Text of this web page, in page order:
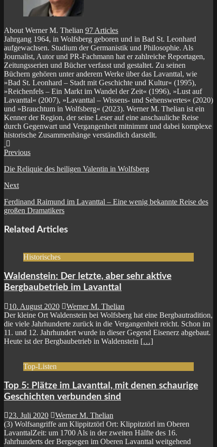
About Werner M. Thelian 97 Articles
Jahrgang 1964, in Wolfsberg geboren und in Bad St. Leonhard
aufgewachsen. Studium der Germanistik und Philosophie. Als
Journalist, Autor und PR-Fachmann hat er zahlreiche Reportagen,
Zeitungsserien und Bücher verfasst und gestaltet. Zu seinen
Büchern gehören unter anderem Werke über das Lavanttal, wie
»Bad St. Leonhard – Stadt mit Geschichte und Kultur« (1995),
»Reichenfels – Ein Markt im Wandel der Zeit« (1996), »Lust auf
Lavanttal« (2007), »Lavanttal – Wissens- und Sehenswertes« (2020)
und »Brauchtum in Wolfsberg« (2023). Werner M. Thelian ist ein
Kenner der Region, der seine Leser auf eine anschauliche Reise
durch Gegenwart und Vergangenheit mitnimmt und dabei komplexe
historische Zusammenhänge verständlich darstellt.
Website
Previous
Die Reliquie des heiligen Valentin in Wolfsberg
Next
Ferdinand Raimund im Lavanttal – Eine wenig bekannte Reise des
großen Dramatikers
Related Articles
Historisches
Waldenstein: Der letzte, aber sehr aktive
Bergbaubetrieb im Lavanttal
10. August 2020
Werner M. Thelian
Der kleine Ort Waldenstein bei Wolfsberg hat eine Bergbautradition,
die viele Jahrhunderte zurück in die Vergangenheit reicht. Schon im
11. und 12. Jahrhundert wurde in dieser Gegend Eisenerz abgebaut.
Heute ist der Bergbaubetrieb in Waldenstein […]
Top-Listen
Top 5: Plätze im Lavanttal, mit denen schaurige
Geschichten verbunden sind
23. Juli 2020
Werner M. Thelian
(3) Wolfsangriffe am Klippitztörl Ort: Klippitztörl im Oberen
LavanttalZeit: um 1700 Als in der zweiten Hälfte des 16.
Jahrhunderts der Bergsegen im Oberen Lavanttal weitgehend